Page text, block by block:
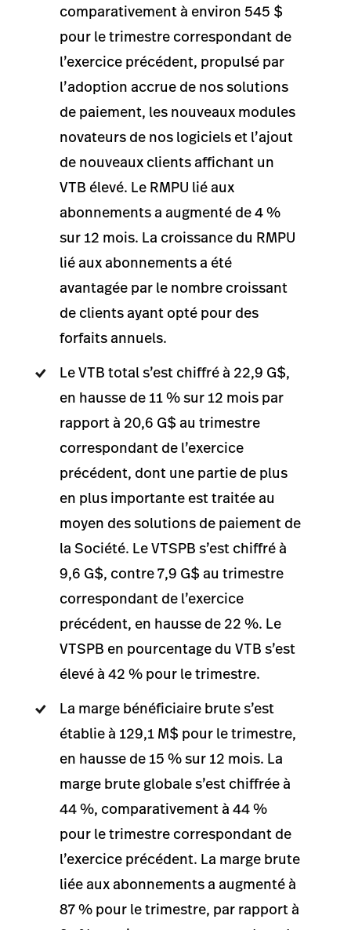
comparativement à environ 545 $
pour le trimestre correspondant de
l’exercice précédent, propulsé par
l’adoption accrue de nos solutions
de paiement, les nouveaux modules
novateurs de nos logiciels et l’ajout
de nouveaux clients affichant un
VTB élevé. Le RMPU lié aux
abonnements a augmenté de 4 %
sur 12 mois. La croissance du RMPU
lié aux abonnements a été
avantagée par le nombre croissant
de clients ayant opté pour des
forfaits annuels.
Le VTB total s’est chiffré à 22,9 G$,
en hausse de 11 % sur 12 mois par
rapport à 20,6 G$ au trimestre
correspondant de l’exercice
précédent, dont une partie de plus
en plus importante est traitée au
moyen des solutions de paiement de
la Société. Le VTSPB s’est chiffré à
9,6 G$, contre 7,9 G$ au trimestre
correspondant de l’exercice
précédent, en hausse de 22 %. Le
VTSPB en pourcentage du VTB s’est
élevé à 42 % pour le trimestre.
La marge bénéficiaire brute s’est
établie à 129,1 M$ pour le trimestre,
en hausse de 15 % sur 12 mois. La
marge brute globale s’est chiffrée à
44 %, comparativement à 44 %
pour le trimestre correspondant de
l’exercice précédent. La marge brute
liée aux abonnements a augmenté à
87 % pour le trimestre, par rapport à